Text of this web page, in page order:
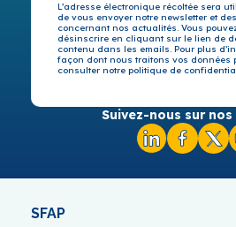
L’adresse électronique récoltée sera
de vous envoyer notre newsletter et
concernant nos actualités. Vous
désinscrire en cliquant sur le lien de
contenu dans les emails. Pour plus
façon dont nous traitons vos données
consulter notre politique de
Suivez-nous sur nos
SFAP